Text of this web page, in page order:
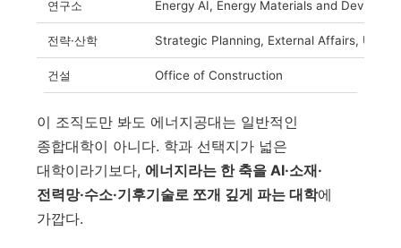
연구소 Energy AI, Energy Materials and Devices,
전략·산학 Strategic Planning, External Affairs,
건설 Office of Construction
이 조직도만 봐도 에너지공대는 일반적인
종합대학이 아니다. 학과 선택지가 넓은
대학이라기보다, 에너지라는 한 축을 AI·소재·
전력망·수소·기후기술로 쪼개 깊게 파는 대학에
가깝다.